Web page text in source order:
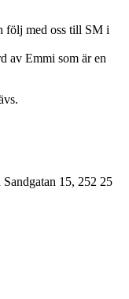
följ med oss till SM i
av Emmi som är en
15, 252 25